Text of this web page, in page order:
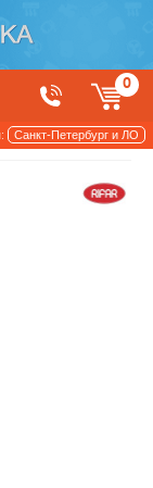
0
Санкт-Петербург и ЛО